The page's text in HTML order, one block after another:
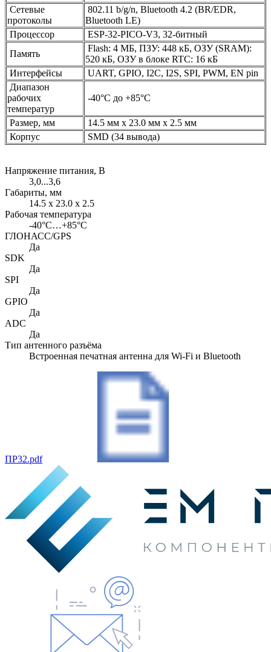
Сетевые
протоколы
802.11 b/g/n, Bluetooth 4.2 (BR/EDR,
Bluetooth LE)
Процессор
ESP-32-PICO-V3, 32-битный
Память
Flash: 4 МБ, ПЗУ: 448 кБ, ОЗУ (SRAM):
520 кБ, ОЗУ в блоке RTC: 16 кБ
Интерфейсы
UART, GPIO, I2C, I2S, SPI, PWM, EN pin
Диапазон
рабочих
температур
-40°C до +85°C
Размер, мм
14.5 мм x 23.0 мм x 2.5 мм
Корпус
SMD (34 вывода)
Напряжение питания, В
3,0...3,6
Габариты, мм
14.5 x 23.0 x 2.5
Рабочая температура
-40°C…+85°C
ГЛОНАСС/GPS
Да
SDK
Да
SPI
Да
GPIO
Да
ADC
Да
Тип антенного разъёма
Встроенная печатная антенна для Wi-Fi и Bluetooth
ПР32.pdf